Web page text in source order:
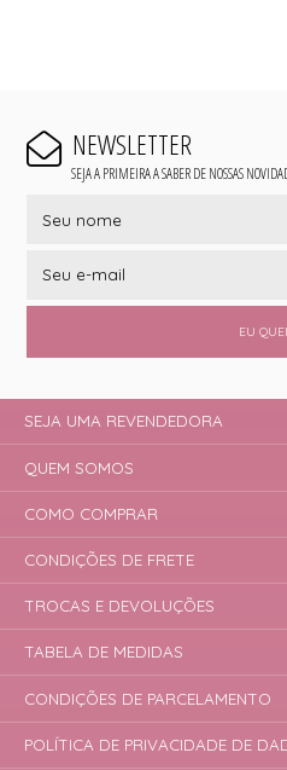
NEWSLETTER
SEJA A PRIMEIRA A SABER DE NOSSAS
EU
SEJA UMA REVENDEDORA
QUEM SOMOS
COMO COMPRAR
CONDIÇÕES DE FRETE
TROCAS E DEVOLUÇÕES
TABELA DE MEDIDAS
CONDIÇÕES DE PARCELAMENTO
POLÍTICA DE PRIVACIDADE DE